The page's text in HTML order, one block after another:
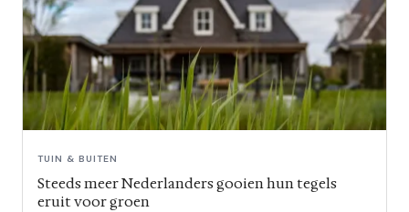
TUIN & BUITEN
Steeds meer Nederlanders gooien hun tegels
eruit voor groen